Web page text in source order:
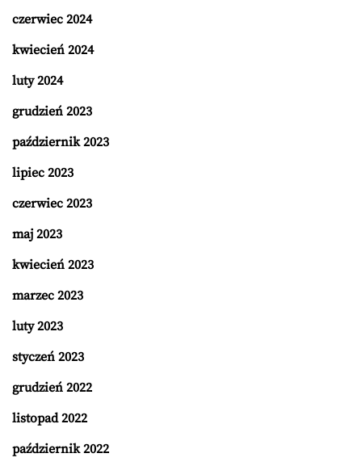
czerwiec 2024
kwiecień 2024
luty 2024
grudzień 2023
październik 2023
lipiec 2023
czerwiec 2023
maj 2023
kwiecień 2023
marzec 2023
luty 2023
styczeń 2023
grudzień 2022
listopad 2022
październik 2022